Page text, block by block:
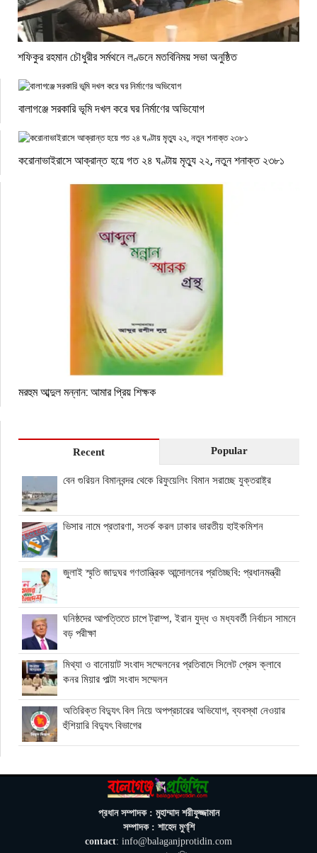
শফিকুর রহমান চৌধুরীর সর্মথনে লণ্ডনে মতবিনিময় সভা অনুষ্ঠিত
বালাগঞ্জে সরকারি ভূমি দখল করে ঘর নির্মাণের অভিযোগ
করোনাভাইরাসে আক্রান্ত হয়ে গত ২৪ ঘণ্টায় মৃত্যু ২২, নতুন শনাক্ত ২৩৮১
মরহুম আব্দুল মন্নান: আমার প্রিয় শিক্ষক
Recent Popular
বেন গুরিয়ন বিমানবন্দর থেকে রিফুয়েলিং বিমান সরাচ্ছে যুক্তরাষ্ট্র
ভিসার নামে প্রতারণা, সতর্ক করল ঢাকার ভারতীয় হাইকমিশন
জুলাই স্মৃতি জাদুঘর গণতান্ত্রিক আন্দোলনের প্রতিচ্ছবি: প্রধানমন্ত্রী
ঘনিষ্ঠদের আপত্তিতে চাপে ট্রাম্প, ইরান যুদ্ধ ও মধ্যবর্তী নির্বাচন সামনে
বড় পরীক্ষা
মিথ্যা ও বানোয়াট সংবাদ সম্মেলনের প্রতিবাদে সিলেট প্রেস ক্লাবে
কনর মিয়ার পাল্টা সংবাদ সম্মেলন
অতিরিক্ত বিদ্যুৎ বিল নিয়ে অপপ্রচারের অভিযোগ, ব্যবস্থা নেওয়ার
হুঁশিয়ারি বিদ্যুৎ বিভাগের
বালাগঞ্জে শিশু-কিশোরদের মসজিদমুখী করতে ব্যতিক্রমী উদ্যোগ, ৩৩
প্রধান সম্পাদক : মুহাম্মাদ শরীফুজ্জামান
সম্পাদক : শাহেদ মুণ্‌শি
contact: info@balaganjprotidin.com